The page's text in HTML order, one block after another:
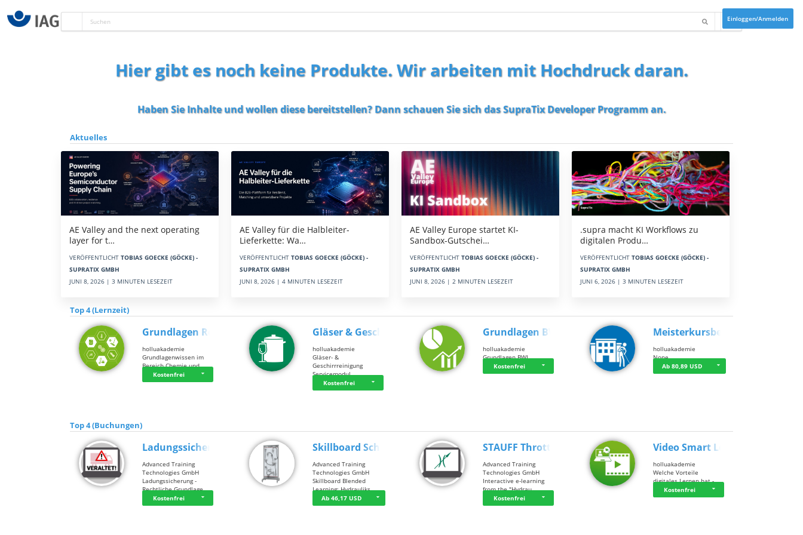
Einloggen/Anmelden
Hier gibt es noch keine Produkte. Wir arbeiten mit Hochdruck daran.
Haben Sie Inhalte und wollen diese bereitstellen? Dann schauen Sie sich dasSupraTix Developer Programman.
Aktuelles
AE Valley and the next operating
layer for t…
VERÖFFENTLICHT TOBIAS GOECKE (GÖCKE) -
SUPRATIX GMBH
JUNI 8, 2026 | 3 MINUTEN LESEZEIT
AE Valley für die Halbleiter-
Lieferkette: Wa…
VERÖFFENTLICHT TOBIAS GOECKE (GÖCKE) -
SUPRATIX GMBH
JUNI 8, 2026 | 4 MINUTEN LESEZEIT
AE Valley Europe startet KI-
Sandbox-Gutschei…
VERÖFFENTLICHT TOBIAS GOECKE (GÖCKE) -
SUPRATIX GMBH
JUNI 8, 2026 | 2 MINUTEN LESEZEIT
.supra macht KI Workflows zu
digitalen Produ…
VERÖFFENTLICHT TOBIAS GOECKE (GÖCKE) -
SUPRATIX GMBH
JUNI 6, 2026 | 3 MINUTEN LESEZEIT
Top 4 (Lernzeit)
Grundlagen Rein…
holluakademie
Grundlagenwissen im
Bereich Chemie und …
Kostenfrei
Gläser & Geschi…
holluakademie
Gläser- &
Geschirrreinigung
Servicemodul
Kostenfrei
Grundlagen BWL
holluakademie
Grundlagen BWL
Kostenfrei
Meisterkursbegl…
holluakademie
None
Ab 80,89 USD
Top 4 (Buchungen)
Ladungssicherung
Advanced Training
Technologies GmbH
Ladungssicherung -
Rechtliche Grundlage…
Kostenfrei
Skillboard Schl…
Advanced Training
Technologies GmbH
Skillboard Blended
Learning: Hydrauliks…
Ab 46,17 USD
STAUFF Throttle…
Advanced Training
Technologies GmbH
Interactive e-learning
from the "Hydrau…
Kostenfrei
Video Smart Lea…
holluakademie
Welche Vorteile
digitales Lernen hat - …
Kostenfrei